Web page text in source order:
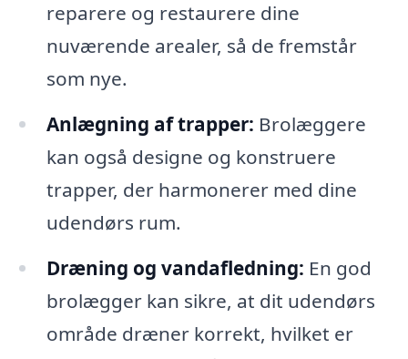
reparere og restaurere dine
nuværende arealer, så de fremstår
som nye.
Anlægning af trapper: Brolæggere
kan også designe og konstruere
trapper, der harmonerer med dine
udendørs rum.
Dræning og vandafledning: En god
brolægger kan sikre, at dit udendørs
område dræner korrekt, hvilket er